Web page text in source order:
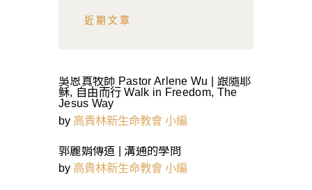
近期文章
吳恩真牧師 Pastor Arlene Wu | 跟隨耶
稣, 自由而行 Walk in Freedom, The
Jesus Way
by 高貴林新生命教會 小編
郭麗娟傳道 | 溝通的學問
by 高貴林新生命教會 小編